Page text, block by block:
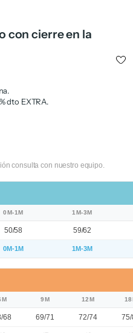
con cierre en la
dto EXTRA.
consulta con nuestro equipo.
0M-1M 1M-3M
50/58 59/62
0M-1M 1M-3M
9M 12M
68 69/71 72/74